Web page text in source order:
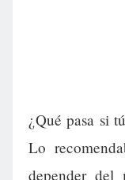
¿Qué pasa si
Lo
depender del